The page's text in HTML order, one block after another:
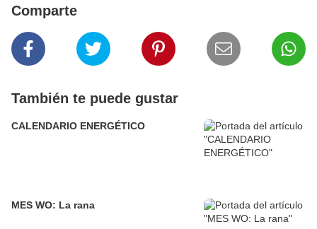
Comparte
También te puede gustar
CALENDARIO ENERGÉTICO
MES WO: La rana